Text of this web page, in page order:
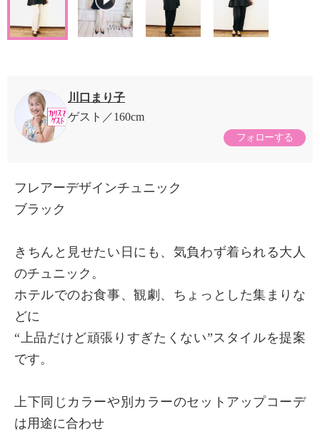
川口まり子
ゲスト
160cm
フォローする
フレアーデザインチュニック
ブラック
きちんと見せたい日にも、気負わず着られる大人
のチュニック。
ホテルでのお食事、観劇、ちょっとした集まりな
どに
“上品だけど頑張りすぎたくない”スタイルを提案
です。
上下同じカラーや別カラーのセットアップコーデ
は用途に合わせ